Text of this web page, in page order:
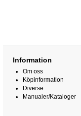
Information
Om oss
Köpinformation
Diverse
Manualer/Kataloger